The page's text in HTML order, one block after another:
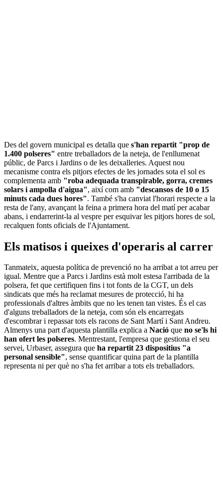
Des del govern municipal es detalla que s'han repartit "prop de
1.400 polseres" entre treballadors de la neteja, de l'enllumenat
públic, de Parcs i Jardins o de les deixalleries. Aquest nou
mecanisme contra els pitjors efectes de les jornades sota el sol es
complementa amb "roba adequada transpirable, gorra, cremes
solars i ampolla d'aigua", així com amb "descansos de 10 o 15
minuts cada dues hores". També s'ha canviat l'horari respecte a la
resta de l'any, avançant la feina a primera hora del matí per acabar
abans, i endarrerint-la al vespre per esquivar les pitjors hores de sol,
recalquen fonts oficials de l'Ajuntament.
Els matisos i queixes d'operaris al carrer
Tanmateix, aquesta política de prevenció no ha arribat a tot arreu per
igual. Mentre que a Parcs i Jardins està molt estesa l'arribada de la
polsera, fet que certifiquen fins i tot fonts de la CGT, un dels
sindicats que més ha reclamat mesures de protecció, hi ha
professionals d'altres àmbits que no les tenen tan vistes. És el cas
d'alguns treballadors de la neteja, com són els encarregats
d'escombrar i repassar tots els racons de Sant Martí i Sant Andreu.
Almenys una part d'aquesta plantilla explica a Nació que no se'ls hi
han ofert les polseres. Mentrestant, l'empresa que gestiona el seu
servei, Urbaser, assegura que ha repartit 23 dispositius "a
personal sensible", sense quantificar quina part de la plantilla
representa ni per què no s'ha fet arribar a tots els treballadors.